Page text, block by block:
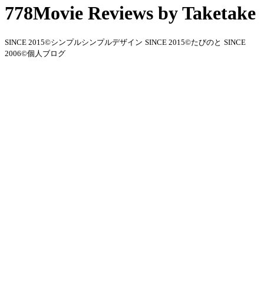
778Movie Reviews by Taketake
SINCE 2015©シンプルシンプルデザイン SINCE 2015©たびのと SINCE
2006©個人ブログ